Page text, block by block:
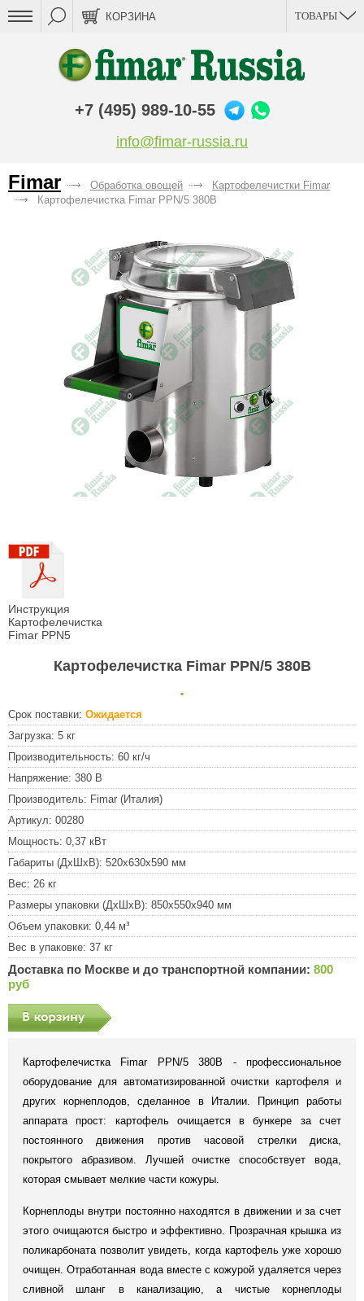
ТОВАРЫ
КОРЗИНА
+7 (495) 989-10-55
info@fimar-russia.ru
Fimar Обработка овощей
Картофелечистки Fimar
Картофелечистка Fimar PPN/5 380В
Инструкция
Картофелечистка
Fimar PPN5
Картофелечистка Fimar PPN/5 380В
.
Срок поставки: Ожидается
Загрузка: 5 кг
Производительность: 60 кг/ч
Напряжение: 380 В
Производитель: Fimar (Италия)
Артикул: 00280
Мощность: 0,37 кВт
Габариты (ДхШхВ): 520х630х590 мм
Вес: 26 кг
Размеры упаковки (ДхШхВ): 850х550х940 мм
Объем упаковки: 0,44 м³
Вес в упаковке: 37 кг
Доставка по Москве и до транспортной компании: 800
руб
Картофелечистка Fimar PPN/5 380В - профессиональное
оборудование для автоматизированной очистки картофеля и
других корнеплодов, сделанное в Италии. Принцип работы
аппарата прост: картофель очищается в бункере за счет
постоянного движения против часовой стрелки диска,
покрытого абразивом. Лучшей очистке способствует вода,
которая смывает мелкие части кожуры.
Корнеплоды внутри постоянно находятся в движении и за счет
этого очищаются быстро и эффективно. Прозрачная крышка из
поликарбоната позволит увидеть, когда картофель уже хорошо
очищен. Отработанная вода вместе с кожурой удаляется через
сливной шланг в канализацию, а чистые корнеплоды